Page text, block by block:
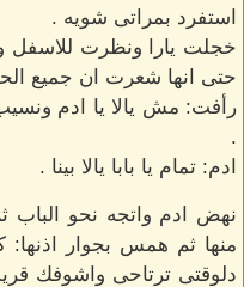
استفرد بمراتى شويه .
خجلت يارا ونظرت للاسفل
حتى انها شعرت ان جميع
رأفت: مش يالا يا ادم ونسيب
.
ادم: تمام يا بابا يالا بينا .
نهض ادم واتجه نحو الباب
منها ثم همس بجوار اذنها:
دلوقتى ترتاحى واشوفك